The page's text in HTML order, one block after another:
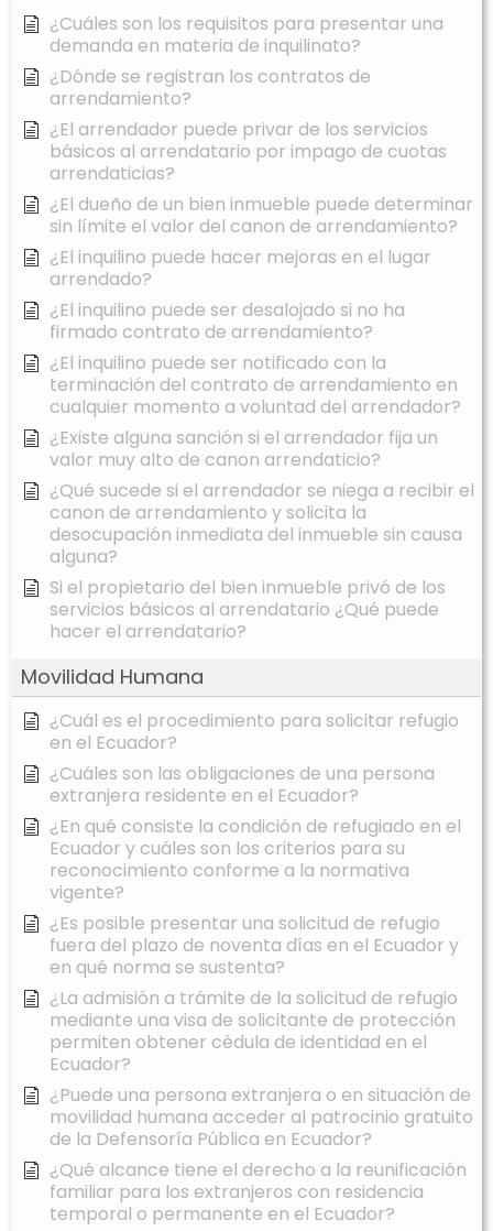
¿Cuáles son los requisitos para presentar una
demanda en materia de inquilinato?
¿Dónde se registran los contratos de
arrendamiento?
¿El arrendador puede privar de los servicios
básicos al arrendatario por impago de cuotas
arrendaticias?
¿El dueño de un bien inmueble puede determinar
sin límite el valor del canon de arrendamiento?
¿El inquilino puede hacer mejoras en el lugar
arrendado?
¿El inquilino puede ser desalojado si no ha
firmado contrato de arrendamiento?
¿El inquilino puede ser notificado con la
terminación del contrato de arrendamiento en
cualquier momento a voluntad del arrendador?
¿Existe alguna sanción si el arrendador fija un
valor muy alto de canon arrendaticio?
¿Qué sucede si el arrendador se niega a recibir el
canon de arrendamiento y solicita la
desocupación inmediata del inmueble sin causa
alguna?
Si el propietario del bien inmueble privó de los
servicios básicos al arrendatario ¿Qué puede
hacer el arrendatario?
Movilidad Humana
¿Cuál es el procedimiento para solicitar refugio
en el Ecuador?
¿Cuáles son las obligaciones de una persona
extranjera residente en el Ecuador?
¿En qué consiste la condición de refugiado en el
Ecuador y cuáles son los criterios para su
reconocimiento conforme a la normativa
vigente?
¿Es posible presentar una solicitud de refugio
fuera del plazo de noventa días en el Ecuador y
en qué norma se sustenta?
¿La admisión a trámite de la solicitud de refugio
mediante una visa de solicitante de protección
permiten obtener cédula de identidad en el
Ecuador?
¿Puede una persona extranjera o en situación de
movilidad humana acceder al patrocinio gratuito
de la Defensoría Pública en Ecuador?
¿Qué alcance tiene el derecho a la reunificación
familiar para los extranjeros con residencia
temporal o permanente en el Ecuador?